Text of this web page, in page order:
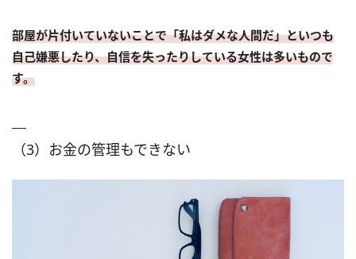
部屋が片付いていないことで「私はダメな人間だ」といつも
自己嫌悪したり、自信を失ったりしている女性は多いもので
す。
（3）お金の管理もできない